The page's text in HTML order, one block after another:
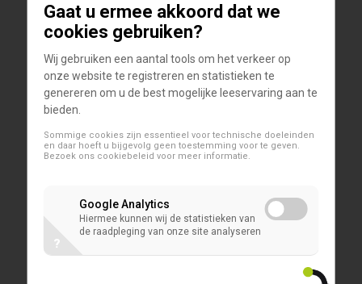
BRUNET. Ontdekkingsprijs 2015-
2016
Lea Mayer, papier panier piano.
Ontdekkingsprijs 2013-2014
van Rood Klooster
.
l'intimité de l'atelier
Gaat u ermee akkoord dat we
cookies gebruiken?
Wij gebruiken een aantal tools om het verkeer op
onze website te registreren en statistieken te
genereren om u de best mogelijke leeservaring aan te
bieden.
Sommige cookies zijn essentieel voor technische doeleinden
en daar hoeft u bijgevolg geen toestemming voor te geven.
Bezoek ons cookiebeleid voor meer informatie.
Google Analytics
Hiermee kunnen wij de statistieken van
de raadpleging van onze site analyseren
?